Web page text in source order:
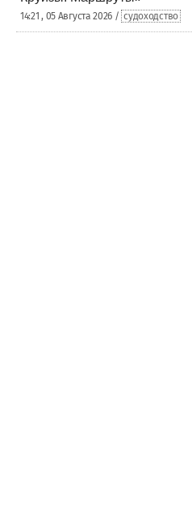
14:21 , 05 Августа 2026 / судоходство